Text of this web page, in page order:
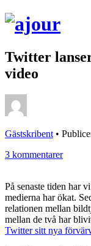
Twitter
video
Gästskribent •
3 kommentarer
På senaste tiden har
medierna har ökat.
relationen mellan
mellan de två har
Twitter sitt nya